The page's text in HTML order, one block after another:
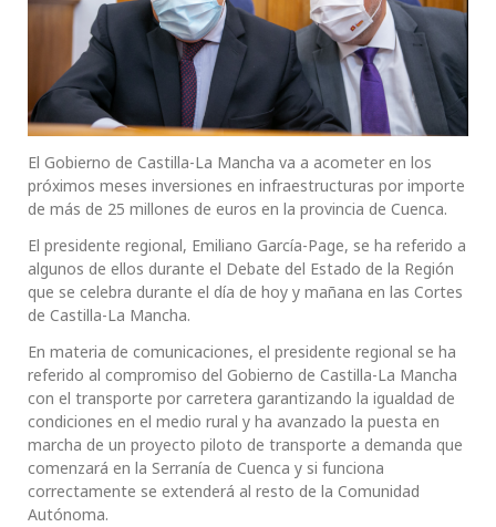
El Gobierno de Castilla-La Mancha va a acometer en los
próximos meses inversiones en infraestructuras por importe
de más de 25 millones de euros en la provincia de Cuenca.
El presidente regional, Emiliano García-Page, se ha referido a
algunos de ellos durante el Debate del Estado de la Región
que se celebra durante el día de hoy y mañana en las Cortes
de Castilla-La Mancha.
En materia de comunicaciones, el presidente regional se ha
referido al compromiso del Gobierno de Castilla-La Mancha
con el transporte por carretera garantizando la igualdad de
condiciones en el medio rural y ha avanzado la puesta en
marcha de un proyecto piloto de transporte a demanda que
comenzará en la Serranía de Cuenca y si funciona
correctamente se extenderá al resto de la Comunidad
Autónoma.